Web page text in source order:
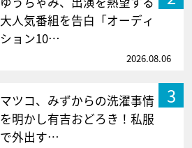
大人気番組を告白「オーディ
ション10…
2026.08.06
3
マツコ、みずからの洗濯事情
を明かし有吉おどろき！私服
で外出す…